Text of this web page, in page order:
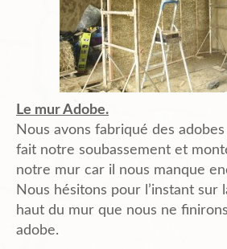
Le mur Adobe.
Nous avons fabriqué des
fait notre soubassement et
notre mur car il nous manque
Nous hésitons pour l’instant sur
haut du mur que nous ne
adobe.